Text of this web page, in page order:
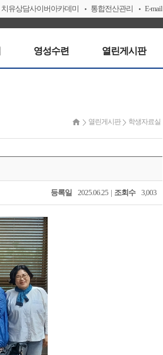
치유상담사이버아카데미 통합전산관리 E-mail
영성수련 열린게시판
열린게시판 학생자료실
등록일 2025.06.25 | 조회수 3,003